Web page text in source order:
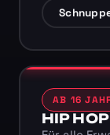
AB 16
HIP